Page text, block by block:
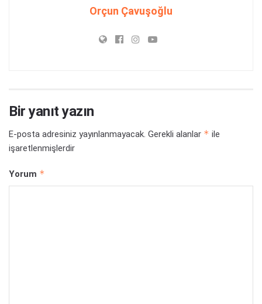
Orçun Çavuşoğlu
Bir yanıt yazın
E-posta adresiniz yayınlanmayacak. Gerekli alanlar * ile
işaretlenmişlerdir
Yorum *